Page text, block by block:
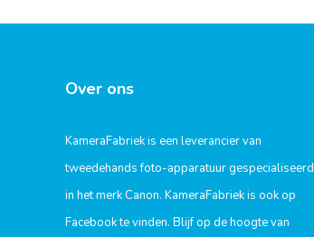
Over ons
KameraFabriek is een leverancier van
tweedehands foto-apparatuur gespecialiseerd
in het merk Canon. KameraFabriek is ook op
Facebook te vinden. Blijf op de hoogte van